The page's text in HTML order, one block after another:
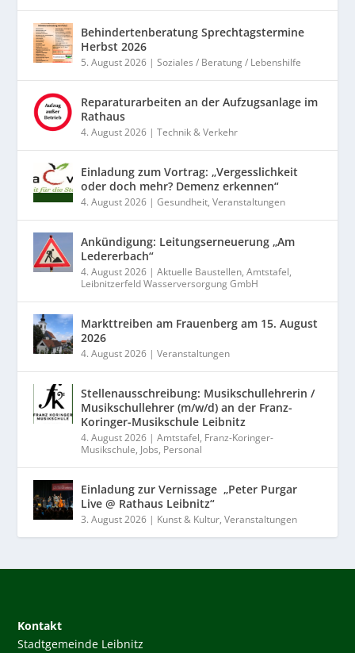
Behindertenberatung Sprechtagstermine
Herbst 2026
5. August 2026 |Soziales / Beratung / Lebenshilfe
Reparaturarbeiten an der Aufzugsanlage im
Rathaus
4. August 2026 |Technik & Verkehr
Einladung zum Vortrag: „Vergesslichkeit
oder doch mehr? Demenz erkennen“
4. August 2026 |Gesundheit,Veranstaltungen
Ankündigung: Leitungserneuerung „Am
Ledererbach“
4. August 2026 |Aktuelle Baustellen,Amtstafel,
Leibnitzerfeld Wasserversorgung GmbH
Markttreiben am Frauenberg am 15. August
2026
4. August 2026 |Veranstaltungen
Stellenausschreibung: Musikschullehrerin /
Musikschullehrer (m/w/d) an der Franz-
Koringer-Musikschule Leibnitz
4. August 2026 |Amtstafel, Franz-Koringer-
Musikschule, Jobs, Personal
Einladung zur Vernissage „Peter Purgar
Live @ Rathaus Leibnitz“
3. August 2026 | Kunst & Kultur,Veranstaltungen
Kontakt
Stadtgemeinde Leibnitz